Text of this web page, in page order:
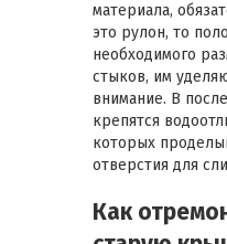
материала,
это рулон, то
необходимого
стыков, им
внимание. В
крепятся
которых
отверстия для
Как